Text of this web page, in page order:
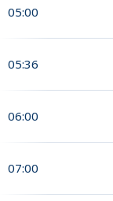
05:00
05:36
06:00
07:00